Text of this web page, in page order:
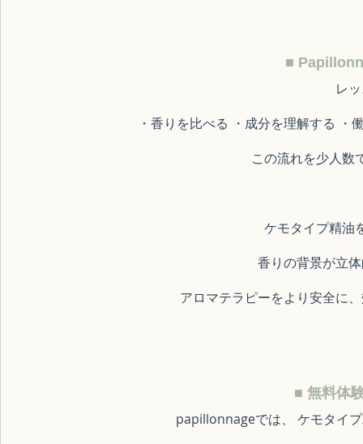
■
レ
・香りを比べる ・成分を理解する
この流れを少人数
ケモタイプ精油
香りの背景が立
アロマテラピーをより安全に
■ 無料体
papillonnageでは、 ケモタイ